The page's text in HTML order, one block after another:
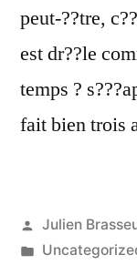
peut-??tre,
est dr??le
temps ?
fait bien trois
Publié
par
Julien
Publié